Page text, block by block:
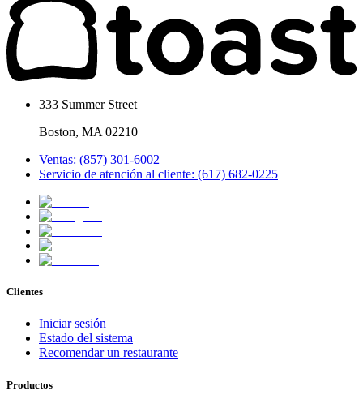
333 Summer Street
Boston, MA 02210
Ventas: (857) 301-6002
Servicio de atención al cliente: (617) 682-0225
Clientes
Iniciar sesión
Estado del sistema
Recomendar un restaurante
Productos